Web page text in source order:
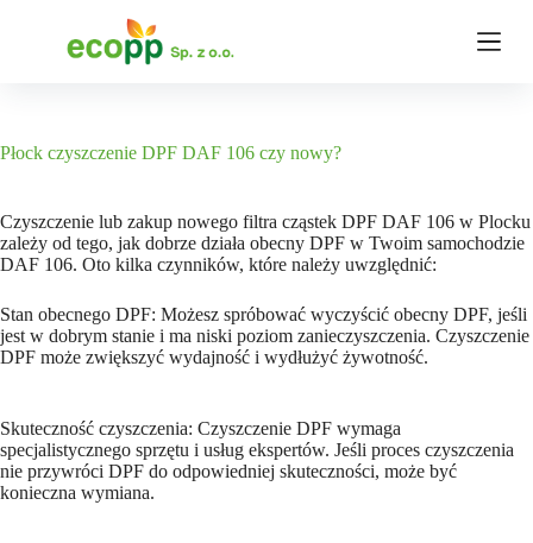
ź
t
r
e
i
Płock czyszczenie DPF DAF 106 czy nowy?
Czyszczenie lub zakup nowego filtra cząstek DPF DAF 106 w Plocku
zależy od tego, jak dobrze działa obecny DPF w Twoim samochodzie
DAF 106. Oto kilka czynników, które należy uwzględnić:
Stan obecnego DPF: Możesz spróbować wyczyścić obecny DPF, jeśli
jest w dobrym stanie i ma niski poziom zanieczyszczenia. Czyszczenie
DPF może zwiększyć wydajność i wydłużyć żywotność.
Skuteczność czyszczenia: Czyszczenie DPF wymaga
specjalistycznego sprzętu i usług ekspertów. Jeśli proces czyszczenia
nie przywróci DPF do odpowiedniej skuteczności, może być
konieczna wymiana.